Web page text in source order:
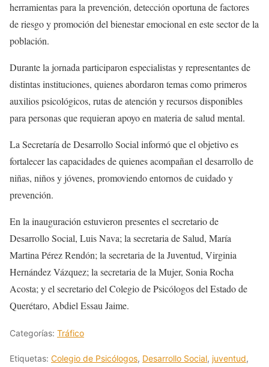
herramientas para la prevención, detección oportuna de factores
de riesgo y promoción del bienestar emocional en este sector de la
población.
Durante la jornada participaron especialistas y representantes de
distintas instituciones, quienes abordaron temas como primeros
auxilios psicológicos, rutas de atención y recursos disponibles
para personas que requieran apoyo en materia de salud mental.
La Secretaría de Desarrollo Social informó que el objetivo es
fortalecer las capacidades de quienes acompañan el desarrollo de
niñas, niños y jóvenes, promoviendo entornos de cuidado y
prevención.
En la inauguración estuvieron presentes el secretario de
Desarrollo Social, Luis Nava; la secretaria de Salud, María
Martina Pérez Rendón; la secretaria de la Juventud, Virginia
Hernández Vázquez; la secretaria de la Mujer, Sonia Rocha
Acosta; y el secretario del Colegio de Psicólogos del Estado de
Querétaro, Abdiel Essau Jaime.
Categorías: Tráfico
Etiquetas: Colegio de Psicólogos, Desarrollo Social, juventud,